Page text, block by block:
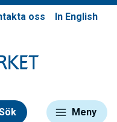
oss In English
Meny